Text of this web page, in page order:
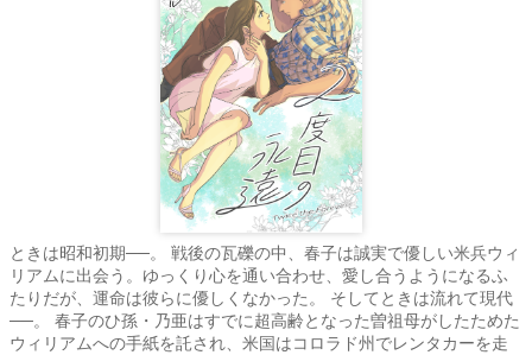
ときは昭和初期──。 戦後の瓦礫の中、春子は誠実で優しい米兵ウィ
リアムに出会う。ゆっくり心を通い合わせ、愛し合うようになるふ
たりだが、運命は彼らに優しくなかった。 そしてときは流れて現代
──。 春子のひ孫・乃亜はすでに超高齢となった曽祖母がしたためた
ウィリアムへの手紙を託され、米国はコロラド州でレンタカーを走